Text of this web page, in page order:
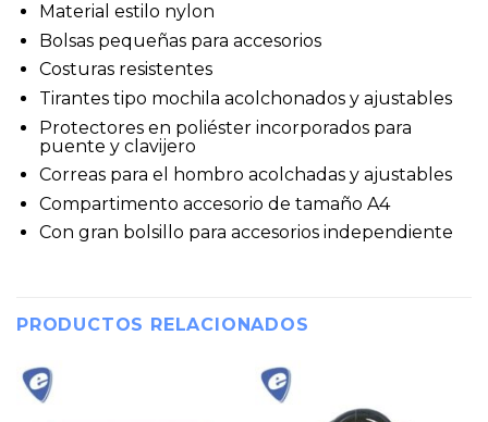
Material estilo nylon
Bolsas pequeñas para accesorios
Costuras resistentes
Tirantes tipo mochila acolchonados y ajustables
Protectores en poliéster incorporados para
puente y clavijero
Correas para el hombro acolchadas y ajustables
Compartimento accesorio de tamaño A4
Con gran bolsillo para accesorios independiente
PRODUCTOS RELACIONADOS